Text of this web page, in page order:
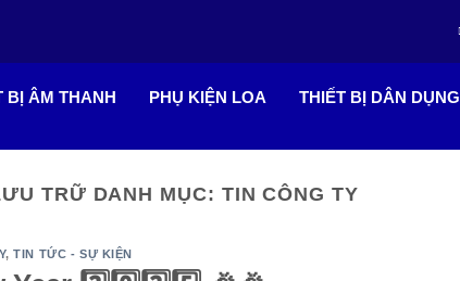
BỊ ÂM THANH PHỤ KIỆN LOA THIẾT BỊ DÂN DỤNG
TRỮ DANH MỤC: TIN CÔNG TY
,TIN TỨC - SỰ KIỆN